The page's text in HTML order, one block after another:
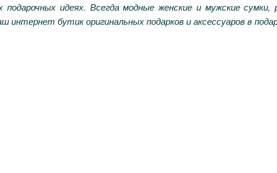
идеях. Всегда модные женские и мужские
бутик оригинальных подарков и аксессуаров в